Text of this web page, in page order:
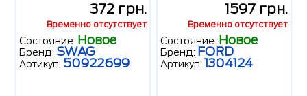
372 грн.
Временно отсутствует
Состояние: Новое
Бренд: SWAG
Артикул: 50922699
1597 грн.
Временно отсутствует
Состояние: Новое
Бренд: FORD
Артикул: 1304124